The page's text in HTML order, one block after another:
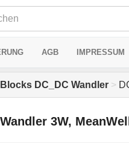
AGB IMPRESSUM
Blocks DC_DC Wandler >
3W,